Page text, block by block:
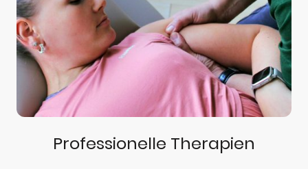
Professionelle Therapien